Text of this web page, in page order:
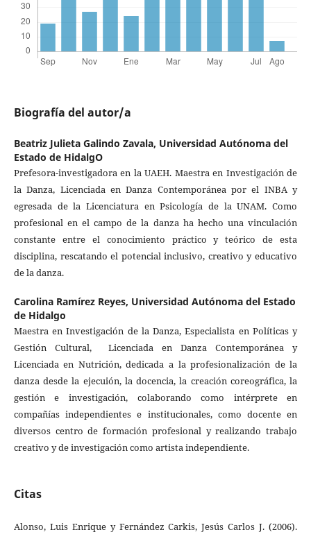
Biografía del autor/a
Beatriz Julieta Galindo Zavala, Universidad Autónoma del
Estado de HidalgO
Prefesora-investigadora en la UAEH. Maestra en Investigación de
la Danza, Licenciada en Danza Contemporánea por el INBA y
egresada de la Licenciatura en Psicología de la UNAM. Como
profesional en el campo de la danza ha hecho una vinculación
constante entre el conocimiento práctico y teórico de esta
disciplina, rescatando el potencial inclusivo, creativo y educativo
de la danza.
Carolina Ramírez Reyes, Universidad Autónoma del Estado
de Hidalgo
Maestra en Investigación de la Danza, Especialista en Políticas y
Gestión Cultural, Licenciada en Danza Contemporánea y
Licenciada en Nutrición, dedicada a la profesionalización de la
danza desde la ejecuión, la docencia, la creación coreográfica, la
gestión e investigación, colaborando como intérprete en
compañías independientes e institucionales, como docente en
diversos centro de formación profesional y realizando trabajo
creativo y de investigación como artista independiente.
Citas
Alonso, Luis Enrique y Fernández Carkis, Jesús Carlos J. (2006).